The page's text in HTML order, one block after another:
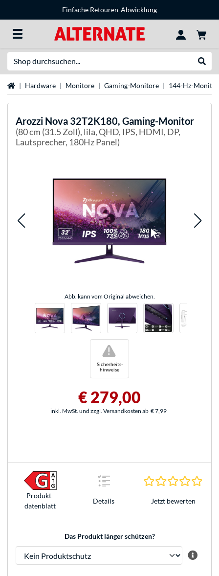
Einfache Retouren-Abwicklung
StartseiteHardware Monitore Gaming-Monitore 144-Hz-
Arozzi Nova 32T2K180, Gaming-Monitor
(80 cm (31.5 Zoll), lila, QHD, IPS, HDMI, DP,
Lautsprecher, 180Hz Panel)
Abb. kann vom Original abweichen.
Sicherheits-
hinweise
!
€ 279,00
inkl. MwSt. und zzgl. Versandkosten ab € 7,99
Produkt­
datenblatt
Details Jetzt bewerten
Das Produkt länger schützen?